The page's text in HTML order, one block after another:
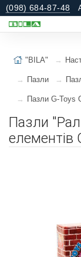
(098) 684-87-48
"BILA"
Пазли
Пазли G-Toys
Пазли
елементів